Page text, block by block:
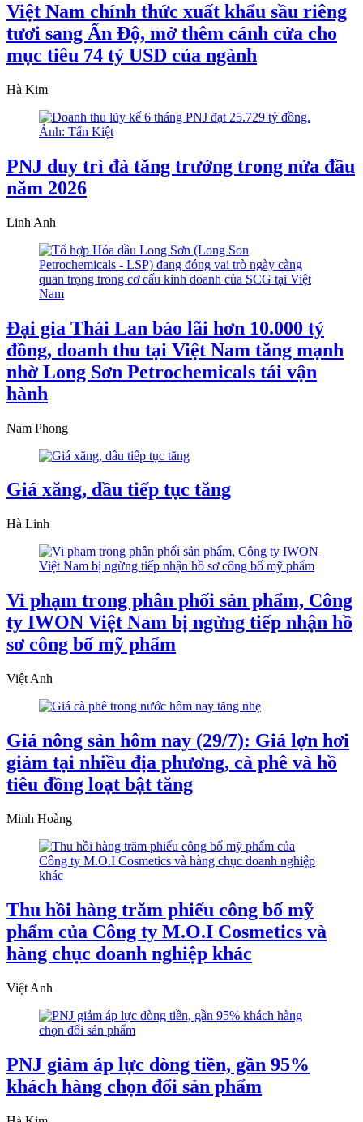
Việt Nam chính thức xuất khẩu sầu riêng
tươi sang Ấn Độ, mở thêm cánh cửa cho
mục tiêu 74 tỷ USD của ngành
Hà Kim
PNJ duy trì đà tăng trưởng trong nửa đầu
năm 2026
Linh Anh
Đại gia Thái Lan báo lãi hơn 10.000 tỷ
đồng, doanh thu tại Việt Nam tăng mạnh
nhờ Long Sơn Petrochemicals tái vận
hành
Nam Phong
Giá xăng, dầu tiếp tục tăng
Hà Linh
Vi phạm trong phân phối sản phẩm, Công
ty IWON Việt Nam bị ngừng tiếp nhận hồ
sơ công bố mỹ phẩm
Việt Anh
Giá nông sản hôm nay (29/7): Giá lợn hơi
giảm tại nhiều địa phương, cà phê và hồ
tiêu đồng loạt bật tăng
Minh Hoàng
Thu hồi hàng trăm phiếu công bố mỹ
phẩm của Công ty M.O.I Cosmetics và
hàng chục doanh nghiệp khác
Việt Anh
PNJ giảm áp lực dòng tiền, gần 95%
khách hàng chọn đổi sản phẩm